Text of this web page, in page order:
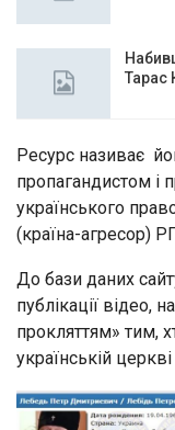
Тарас
Ресурс називає
пропагандистом і
українського
(країна-агресор)
До бази даних
публікації відео,
прокляттям» тим,
українській